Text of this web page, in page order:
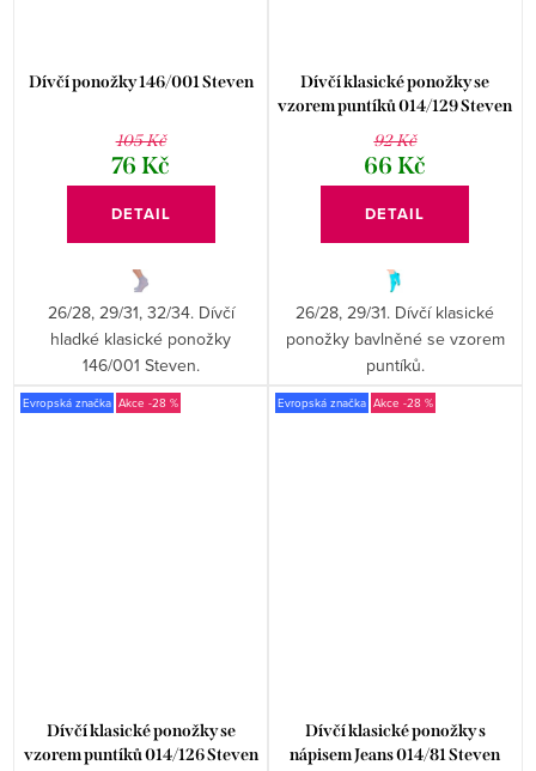
Dívčí ponožky 146/001 Steven
105 Kč
76 Kč
DETAIL
26/28, 29/31, 32/34. Dívčí
hladké klasické ponožky
146/001 Steven.
Dívčí klasické ponožky se
vzorem puntíků 014/129 Steven
92 Kč
66 Kč
DETAIL
26/28, 29/31. Dívčí klasické
ponožky bavlněné se vzorem
puntíků.
Evropská značka -28 %
Dívčí klasické ponožky se
vzorem puntíků 014/126 Steven
Evropská značka -28 %
Dívčí klasické ponožky s
nápisem Jeans 014/81 Steven